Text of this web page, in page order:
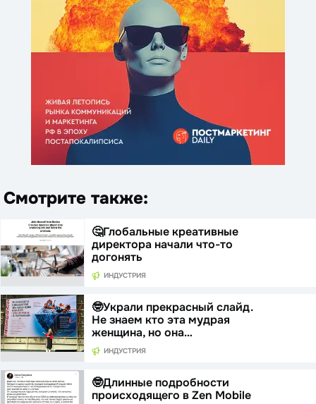
Смотрите также:
🤔Глобальные креативные
директора начали что-то
догонять
ИНДУСТРИЯ
🤓Украли прекрасный слайд.
Не знаем кто эта мудрая
женщина, но она…
ИНДУСТРИЯ
🤓Длинные подробности
происходящего в Zen Mobile